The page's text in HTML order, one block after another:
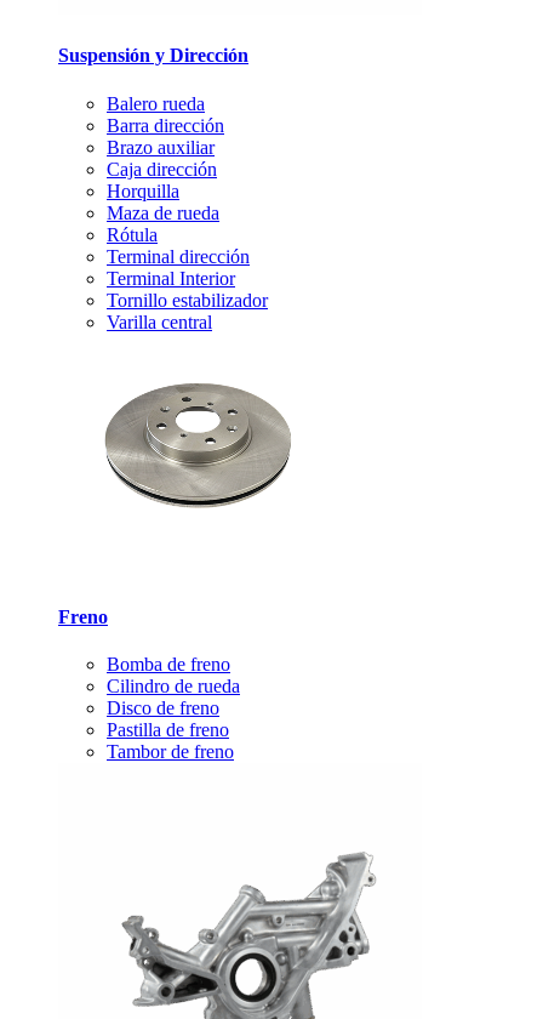
Suspensión y Dirección
Balero rueda
Barra dirección
Brazo auxiliar
Caja dirección
Horquilla
Maza de rueda
Rótula
Terminal dirección
Terminal Interior
Tornillo estabilizador
Varilla central
Freno
Bomba de freno
Cilindro de rueda
Disco de freno
Pastilla de freno
Tambor de freno